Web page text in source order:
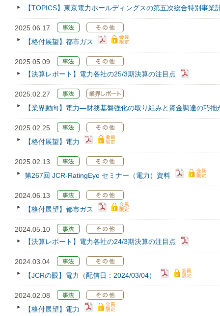
【TOPICS】東京電力ホールディングスの第五次総合特別事業
2025.06.17
【格付展望】都市ガス
2025.05.09
【決算レポート】電力各社の25/3期決算の注目点
2025.02.27
【業界動向】電力―財務基盤強化の取り組みと資金調達の巧
2025.02.25
【格付展望】電力
2025.02.13
第267回 JCR‐RatingEye セミナー（電力）資料
2024.06.13
【格付展望】都市ガス
2024.05.10
【決算レポート】電力各社の24/3期決算の注目点
2024.03.04
【JCRの眼】電力（配信日：2024/03/04）
2024.02.08
【格付展望】電力